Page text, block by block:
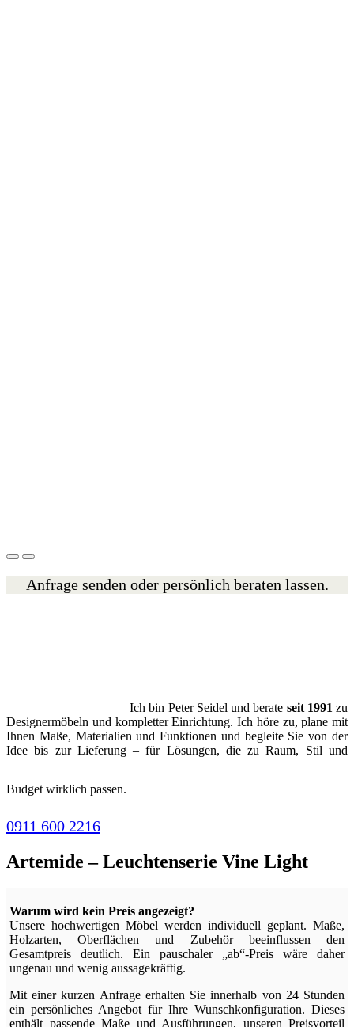
Anfrage senden oder persönlich beraten lassen.
Ich bin Peter Seidel und berate seit 1991 zu
Designermöbeln und kompletter Einrichtung. Ich höre zu, plane mit
Ihnen Maße, Materialien und Funktionen und begleite Sie von der
Idee bis zur Lieferung – für Lösungen, die zu Raum, Stil und
Budget wirklich passen.
0911 600 2216
Artemide – Leuchtenserie Vine Light
Warum wird kein Preis angezeigt?
Unsere hochwertigen Möbel werden individuell geplant. Maße,
Holzarten, Oberflächen und Zubehör beeinflussen den
Gesamtpreis deutlich. Ein pauschaler „ab“-Preis wäre daher
ungenau und wenig aussagekräftig.
Mit einer kurzen Anfrage erhalten Sie innerhalb von 24 Stunden
ein persönliches Angebot für Ihre Wunschkonfiguration. Dieses
enthält passende Maße und Ausführungen, unseren Preisvorteil